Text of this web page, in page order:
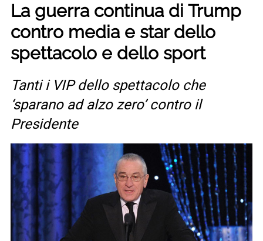
La guerra continua di Trump
contro media e star dello
spettacolo e dello sport
Tanti i VIP dello spettacolo che
‘sparano ad alzo zero’ contro il
Presidente